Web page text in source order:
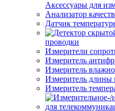
Аксессуары для
Анализатор
Датчик
проводки
Измерители
Измеритель
Измеритель
Измеритель длины
Измеритель